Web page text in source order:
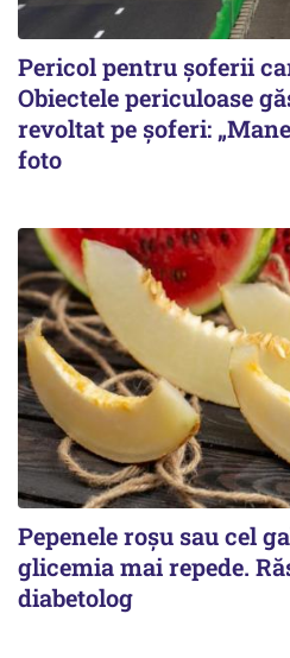
Pericol pentru șoferii
Obiectele periculoase
revoltat pe șoferi:
foto
Pepenele roșu sau cel
glicemia mai repede.
diabetolog